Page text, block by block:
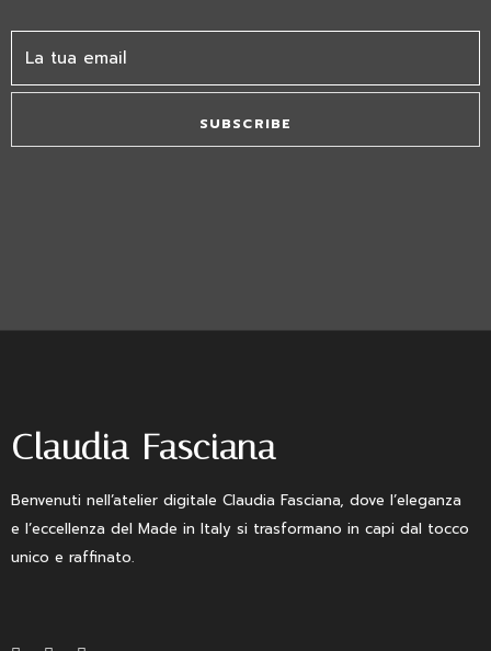
SUBSCRIBE
Claudia Fasciana
Benvenuti nell’atelier digitale Claudia Fasciana, dove l’eleganza
e l’eccellenza del Made in Italy si trasformano in capi dal tocco
unico e raffinato.